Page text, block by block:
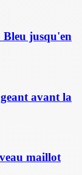
jusqu'en
avant la
maillot